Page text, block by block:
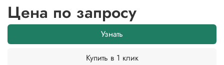
Цена по запросу
Узнать
Купить в 1 клик